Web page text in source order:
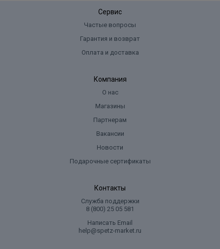
Сервис
Частые вопросы
Гарантия и возврат
Оплата и доставка
Компания
О нас
Магазины
Партнерам
Вакансии
Новости
Подарочные сертификаты
Контакты
Служба поддержки
8 (800) 25 05 581
Написать Email
help@spetz-market.ru